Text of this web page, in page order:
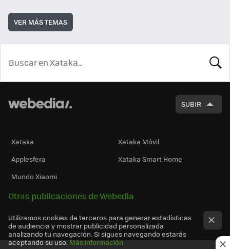
VER MÁS TEMAS
SUBIR
Xataka
Xataka Móvil
Applesfera
Xataka Smart Home
Mundo Xiaomi
Otras publicaciones de Webedia
Utilizamos cookies de terceros para generar estadísticas
de audiencia y mostrar publicidad personalizada
analizando tu navegación. Si sigues navegando estarás
aceptando su uso. Más información